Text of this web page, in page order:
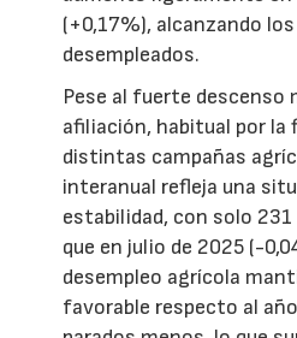
(+0,17%), alcanzando
desempleados.
Pese al fuerte descenso
afiliación, habitual por la
distintas campañas
interanual refleja una
estabilidad, con solo
que en julio de 2025 (-
desempleo agrícola
favorable respecto al